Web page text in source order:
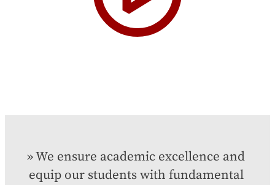
We ensure academic excellence and
equip our students with fundamental